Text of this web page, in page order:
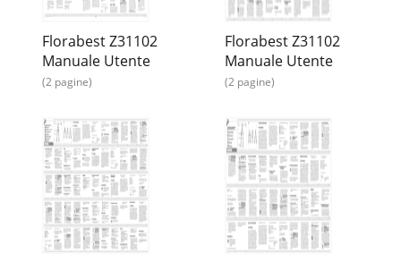
Florabest Z31102
Manuale Utente
(2 pagine)
Florabest Z31102
Manuale Utente
(2 pagine)